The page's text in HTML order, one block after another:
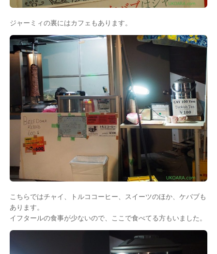
ジャーミィの裏にはカフェもあります。
こちらではチャイ、トルココーヒー、スイーツのほか、ケバブも
あります。
イフタールの食事が少ないので、ここで食べてる方もいました。